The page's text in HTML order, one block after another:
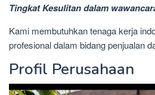
Tingkat Kesulitan dalam
Kami membutuhkan tenaga kerja
profesional dalam bidang penjualan
Profil Perusahaan